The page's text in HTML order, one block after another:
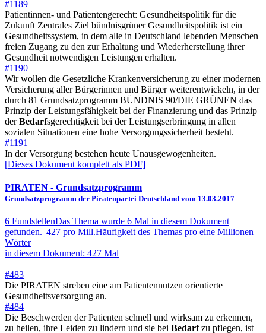
#1189
Patientinnen- und Patientengerecht: Gesundheitspolitik für die
Zukunft Zentrales Ziel bündnisgrüner Gesundheitspolitik ist ein
Gesundheitssystem, in dem alle in Deutschland lebenden Menschen
freien Zugang zu den zur Erhaltung und Wiederherstellung ihrer
Gesundheit notwendigen Leistungen erhalten.
#1190
Wir wollen die Gesetzliche Krankenversicherung zu einer modernen
Versicherung aller Bürgerinnen und Bürger weiterentwickeln, in der
durch 81 Grundsatzprogramm BÜNDNIS 90/DIE GRÜNEN das
Prinzip der Leistungsfähigkeit bei der Finanzierung und das Prinzip
derBedarfsgerechtigkeit bei der Leistungserbringung in allen
sozialen Situationen eine hohe Versorgungssicherheit besteht.
#1191
In der Versorgung bestehen heute Unausgewogenheiten.
[Dieses Dokument komplett als PDF]
PIRATEN - Grundsatzprogramm
Grundsatzprogramm der Piratenpartei Deutschland vom 13.03.2017
6 FundstellenDas Thema wurde 6 Mal in diesem Dokument
gefunden.| 427 pro Mill.Häufigkeit des Themas pro eine Millionen
Wörter
in diesem Dokument: 427 Mal
#483
Die PIRATEN streben eine am Patientennutzen orientierte
Gesundheitsversorgung an.
#484
Die Beschwerden der Patienten schnell und wirksam zu erkennen,
zu heilen, ihre Leiden zu lindern und sie bei Bedarfzu pflegen, ist